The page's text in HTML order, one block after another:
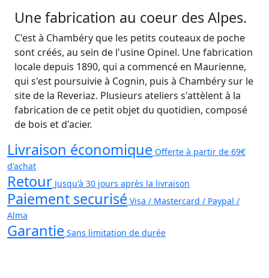
Une fabrication au coeur des Alpes.
C'est à Chambéry que les petits couteaux de poche
sont créés, au sein de l'usine Opinel. Une fabrication
locale depuis 1890, qui a commencé en Maurienne,
qui s'est poursuivie à Cognin, puis à Chambéry sur le
site de la Reveriaz. Plusieurs ateliers s'attèlent à la
fabrication de ce petit objet du quotidien, composé
de bois et d'acier.
Livraison économique Offerte à partir de 69€
d'achat
Retour Jusqu'à 30 jours après la livraison
Paiement securisé Visa / Mastercard / Paypal /
Alma
Garantie Sans limitation de durée